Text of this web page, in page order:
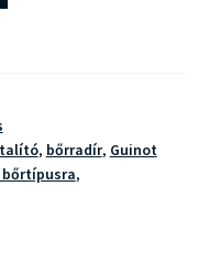
, bőrradír, Guinot
bőrtípusra,